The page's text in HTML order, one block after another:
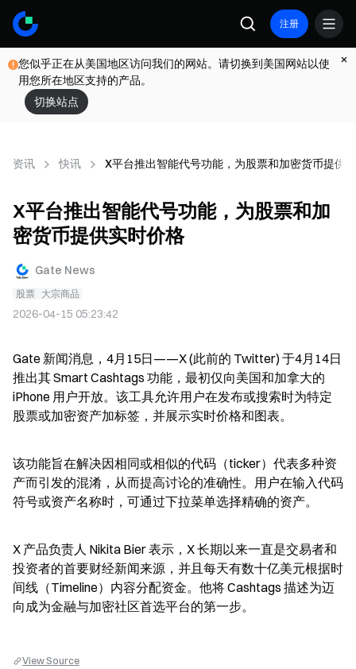
注册
您似乎正在从美国地区访问我们的网站。请切换到美国网站以使
用您所在地区支持的产品。
切换站点
资讯 快讯 X平台推出智能代号功能，为股票和加密货币提供
X平台推出智能代号功能，为股票和加
密货币提供实时价格
Gate News
股票 大宗商品
2026-04-15 05:23:42
Gate 新闻消息，4月15日——X (此前的 Twitter) 于4月14日
推出其 Smart Cashtags 功能，最初仅向美国和加拿大的
iPhone 用户开放。该工具允许用户在发布或搜索时为特定
股票或加密资产加标签，并展示实时价格和图表。
该功能旨在解决因相同或相似的代码（ticker）代表多种资
产而引发的混淆，从而提高讨论的准确性。用户在输入代码
符号或资产名称时，可通过下拉菜单选择精确的资产。
X 产品负责人 Nikita Bier 表示，X 长期以来一直是交易者和
投资者的首要财经新闻来源，并且每天有数十亿美元根据时
间线（Timeline）内容分配资金。他将 Cashtags 描述为迈
向成为金融与加密社区首选平台的第一步。
View Source